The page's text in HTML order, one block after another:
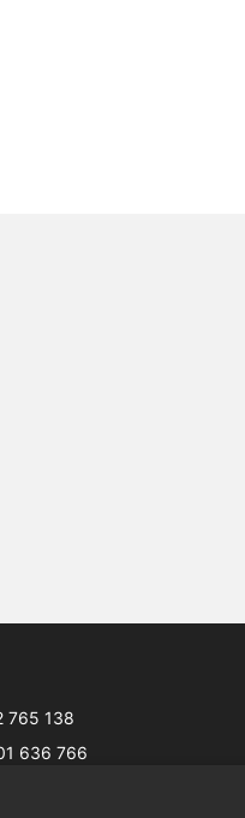
765 138
636 766